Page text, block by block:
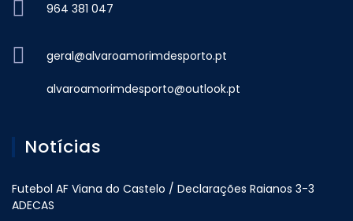
964 381 047
geral@alvaroamorimdesporto.pt
alvaroamorimdesporto@outlook.pt
Notícias
Futebol AF Viana do Castelo / Declarações Raianos 3-3
ADECAS